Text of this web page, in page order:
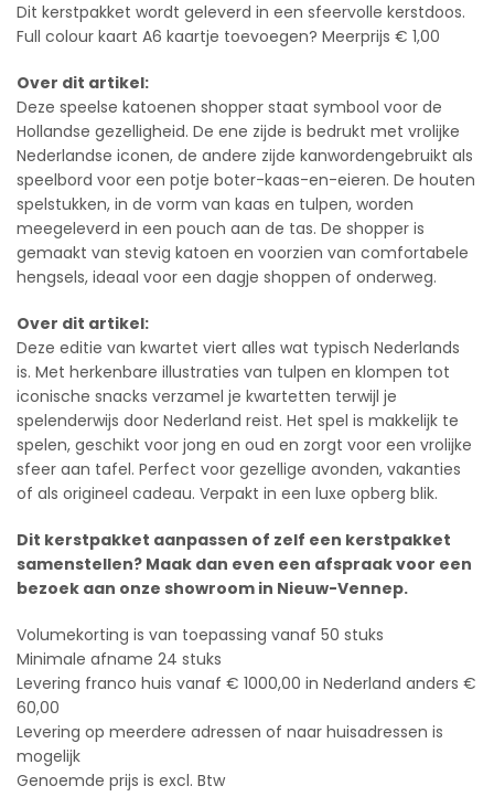
Dit kerstpakket wordt geleverd in een sfeervolle kerstdoos.
Full colour kaart A6 kaartje toevoegen? Meerprijs € 1,00
Over dit artikel:
Deze speelse katoenen shopper staat symbool voor de
Hollandse gezelligheid. De ene zijde is bedrukt met vrolijke
Nederlandse iconen, de andere zijde kanwordengebruikt als
speelbord voor een potje boter-kaas-en-eieren. De houten
spelstukken, in de vorm van kaas en tulpen, worden
meegeleverd in een pouch aan de tas. De shopper is
gemaakt van stevig katoen en voorzien van comfortabele
hengsels, ideaal voor een dagje shoppen of onderweg.
Over dit artikel:
Deze editie van kwartet viert alles wat typisch Nederlands
is. Met herkenbare illustraties van tulpen en klompen tot
iconische snacks verzamel je kwartetten terwijl je
spelenderwijs door Nederland reist. Het spel is makkelijk te
spelen, geschikt voor jong en oud en zorgt voor een vrolijke
sfeer aan tafel. Perfect voor gezellige avonden, vakanties
of als origineel cadeau. Verpakt in een luxe opberg blik.
Dit kerstpakket aanpassen of zelf een kerstpakket
samenstellen? Maak dan even een afspraak voor een
bezoek aan onze showroom in Nieuw-Vennep.
Volumekorting is van toepassing vanaf 50 stuks
Minimale afname 24 stuks
Levering franco huis vanaf € 1000,00 in Nederland anders €
60,00
Levering op meerdere adressen of naar huisadressen is
mogelijk
Genoemde prijs is excl. Btw